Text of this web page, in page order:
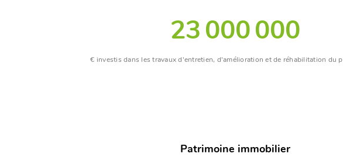
23 000 000
€ investis dans les travaux d'entretien, d'amélioration et de réhabilitation du
Patrimoine immobilier